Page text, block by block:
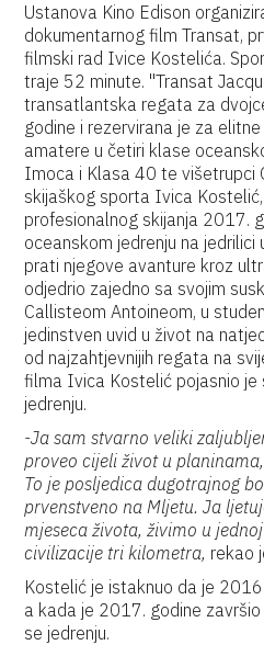
Ustanova Kino Edison
dokumentarnog film Transat,
filmski rad Ivice Kostelića.
traje 52 minute. "Transat
transatlantska regata za
godine i rezervirana je za
amatere u četiri klase
Imoca i Klasa 40 te višetrupci
skijaškog sporta Ivica
profesionalnog skijanja 2017.
oceanskom jedrenju na jedrilici
prati njegove avanture kroz
odjedrio zajedno sa svojim
Callisteom Antoineom, u
jedinstven uvid u život na
od najzahtjevnijih regata na
filma Ivica Kostelić pojasnio je
jedrenju.
-Ja sam stvarno veliki
proveo cijeli život u
To je posljedica dugotrajnog
prvenstveno na Mljetu. Ja
mjeseca života, živimo u
civilizacije tri kilometra, rekao
Kostelić je istaknuo da je
a kada je 2017. godine
se jedrenju.